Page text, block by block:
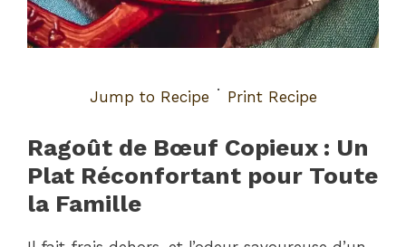
Jump to Recipe · Print Recipe
Ragoût de Bœuf Copieux : Un
Plat Réconfortant pour Toute
la Famille